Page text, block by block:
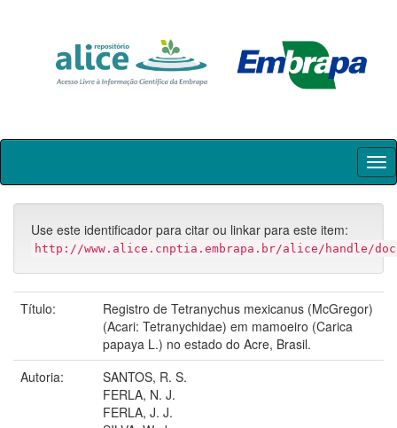
Skip
Use este identificador para citar ou linkar para este item:
http://www.alice.cnptia.embrapa.br/alice/handle/doc/
Título:
Registro de Tetranychus mexicanus (McGregor)
(Acari: Tetranychidae) em mamoeiro (Carica
papaya L.) no estado do Acre, Brasil.
Autoria:
SANTOS, R. S.
FERLA, N. J.
FERLA, J. J.